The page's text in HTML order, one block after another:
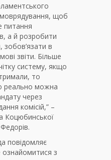
щоб
питання
а й розробити
зобов’язати в
звіти. Більше
систему, якщо
то
реально можна
через
комісій,” –
Коцюбинської
повідомляє
ознайомитися з